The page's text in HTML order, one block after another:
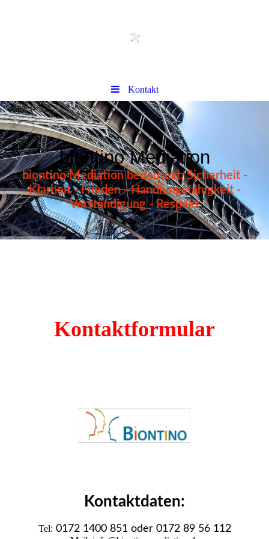
Kontakt
biontino Mediation
biontino Mediation bedeutext: Sicherheit -
Klarheit - Frieden - Handlungsfähigkeit -
Verständigung - Respekt
Kontaktformular
Kontaktdaten:
Tel: 0172 1400 851 oder 0172 89 56 112